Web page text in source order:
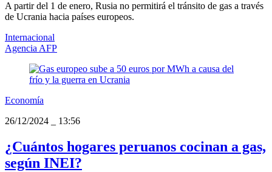
A partir del 1 de enero, Rusia no permitirá el tránsito de gas a través
de Ucrania hacia países europeos.
Internacional
Agencia AFP
Economía
26/12/2024
13:56
¿Cuántos hogares peruanos cocinan a gas,
según INEI?